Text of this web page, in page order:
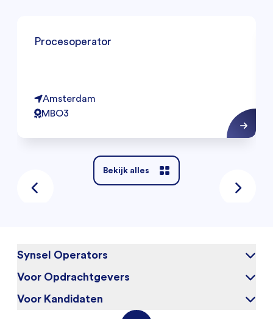
Procesoperator
Amsterdam
MBO3
Bekijk alles
Synsel Operators
Over ons
Blog
Voor Opdrachtgevers
Waarom Synsel
Voor Kandidaten